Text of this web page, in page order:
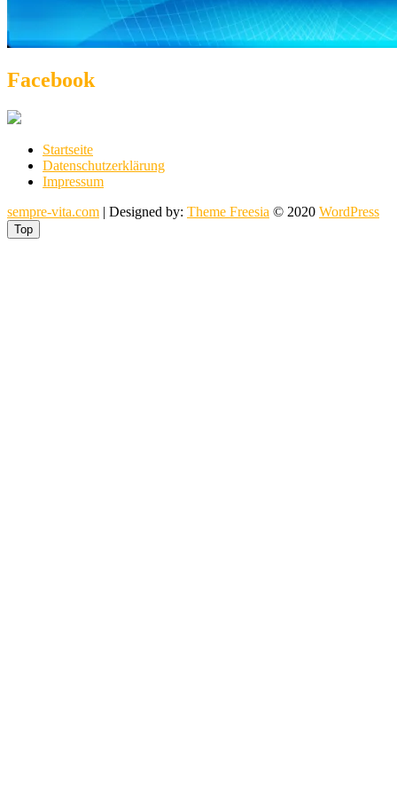
Facebook
Startseite
Datenschutzerklärung
Impressum
sempre-vita.com | Designed by: Theme Freesia © 2020 WordPress
Top